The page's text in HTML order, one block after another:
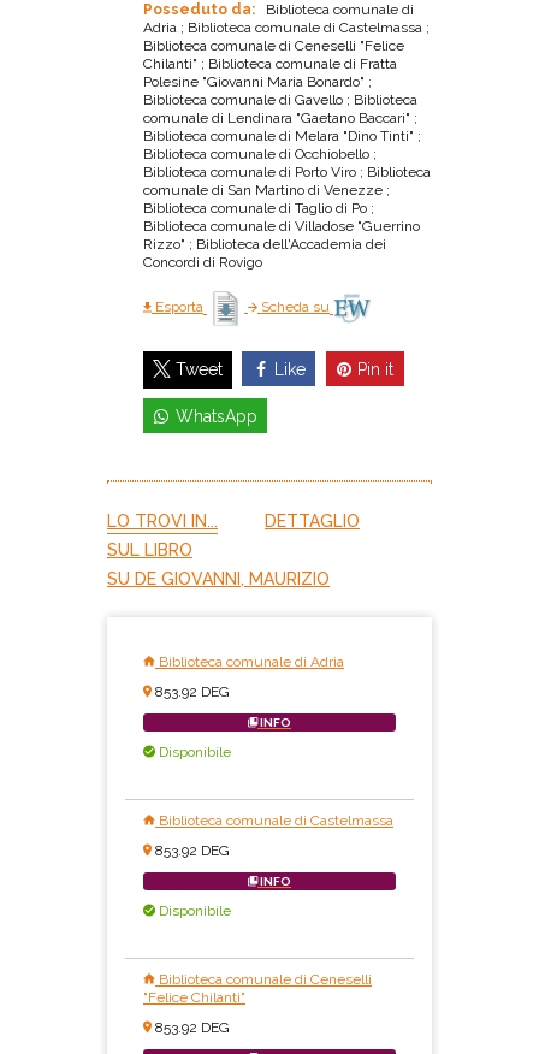
Posseduto da:
Biblioteca comunale di
Adria ; Biblioteca comunale di Castelmassa ;
Biblioteca comunale di Ceneselli "Felice
Chilanti" ; Biblioteca comunale di Fratta
Polesine "Giovanni Maria Bonardo" ;
Biblioteca comunale di Gavello ; Biblioteca
comunale di Lendinara "Gaetano Baccari" ;
Biblioteca comunale di Melara "Dino Tinti" ;
Biblioteca comunale di Occhiobello ;
Biblioteca comunale di Porto Viro ; Biblioteca
comunale di San Martino di Venezze ;
Biblioteca comunale di Taglio di Po ;
Biblioteca comunale di Villadose "Guerrino
Rizzo" ; Biblioteca dell'Accademia dei
Concordi di Rovigo
Esporta Scheda su
Tweet Like Pin it
WhatsApp
LO TROVI IN...
DETTAGLIO
SUL LIBRO
SU DE GIOVANNI, MAURIZIO
Biblioteca comunale di Adria
853.92 DEG
INFO
Disponibile
Biblioteca comunale di Castelmassa
853.92 DEG
INFO
Disponibile
Biblioteca comunale di Ceneselli
"Felice Chilanti"
853.92 DEG